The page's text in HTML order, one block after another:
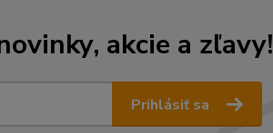
akcie a zľavy!
Prihlásiť sa